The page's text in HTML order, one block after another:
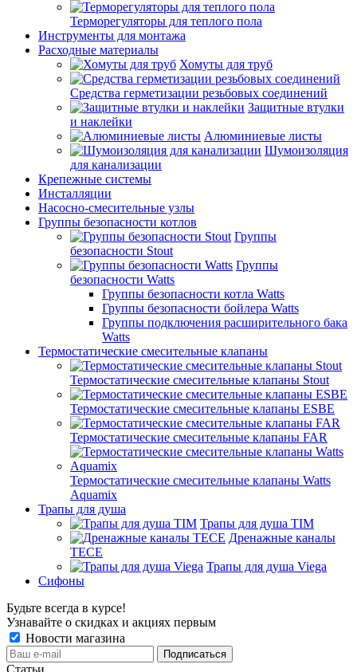
Терморегуляторы для теплого пола
Инструменты для монтажа
Расходные материалы
Хомуты для труб
Средства герметизации резьбовых соединений
Защитные втулки
и наклейки
Алюминиевые листы
Шумоизоляция
для канализации
Крепежные системы
Инсталляции
Насосно-смесительные узлы
Группы безопасности котлов
Группы
безопасности Stout
Группы
безопасности Watts
Группы безопасности котла Watts
Группы безопасности бойлера Watts
Группы подключения расширительного бака
Watts
Термостатические смесительные клапаны
Термостатические смесительные клапаны Stout
Термостатические смесительные клапаны ESBE
Термостатические смесительные клапаны FAR
Термостатические смесительные клапаны Watts
Aquamix
Трапы для душа
Трапы для душа TIM
Дренажные каналы
TECE
Трапы для душа Viega
Сифоны
Будьте всегда в курсе!
Узнавайте о скидках и акциях первым
Новости магазина
Статьи